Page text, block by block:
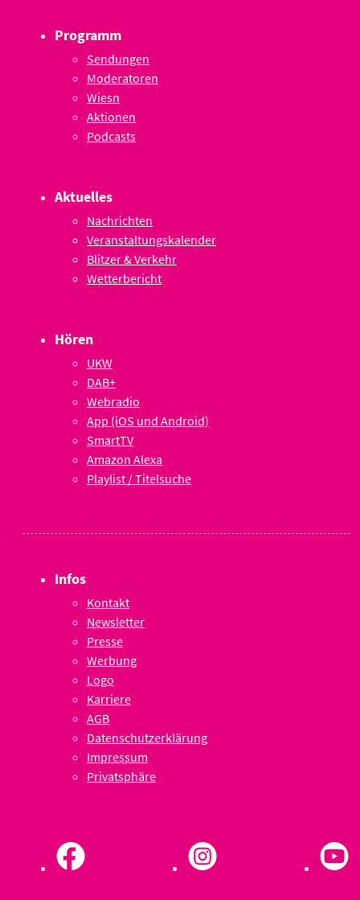
Programm
Sendungen
Moderatoren
Wiesn
Aktionen
Podcasts
Aktuelles
Nachrichten
Veranstaltungskalender
Blitzer & Verkehr
Wetterbericht
Hören
UKW
DAB+
Webradio
App (iOS und Android)
SmartTV
Amazon Alexa
Playlist / Titelsuche
Infos
Kontakt
Newsletter
Presse
Werbung
Logo
Karriere
AGB
Datenschutzerklärung
Impressum
Privatsphäre